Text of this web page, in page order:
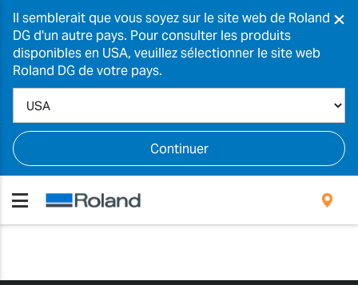
Il semblerait que vous soyez sur le site web de Roland
DG d'un autre pays. Pour consulter les produits
disponibles en USA, veuillez sélectionner le site web
Roland DG de votre pays.
Continuer
×